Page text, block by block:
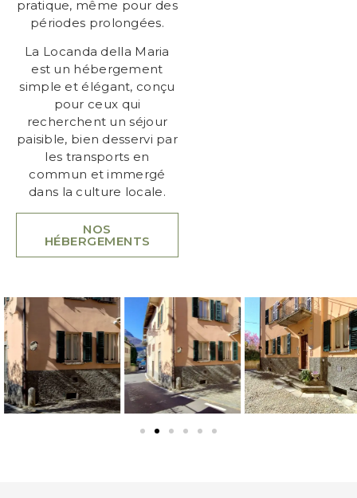
pratique, même pour des
périodes prolongées.
La Locanda della Maria
est un hébergement
simple et élégant, conçu
pour ceux qui
recherchent un séjour
paisible, bien desservi par
les transports en
commun et immergé
dans la culture locale.
NOS
HÉBERGEMENTS